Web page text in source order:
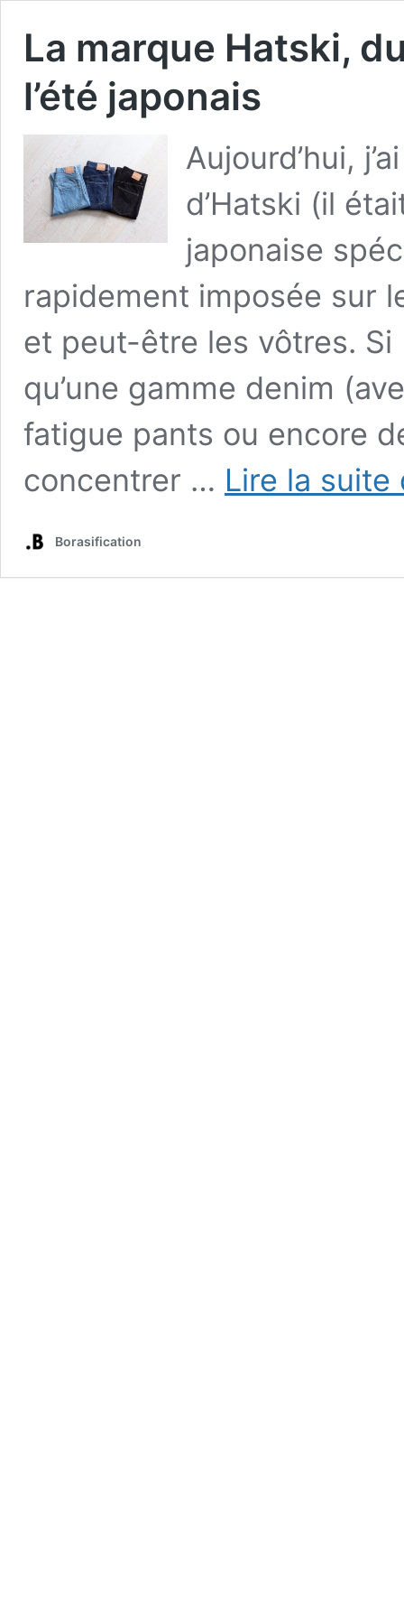
La marque Hatski,
l’été japonais
Aujourd’hui,
d’Hatski (il
japonaise
rapidement imposée sur
et peut-être les vôtres. Si
qu’une gamme denim
fatigue pants ou encore
concentrer … Lire la suite
Borasification